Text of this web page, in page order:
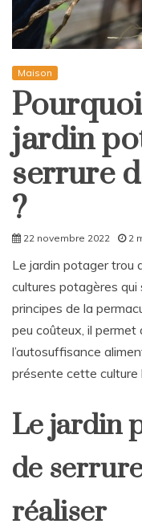
Maison
jardin
serrure
?
22 novembre 2022 2
Le jardin potager trou
cultures potagères qui
principes de la
peu coûteux, il permet
l’autosuffisance
présente cette culture
Le jardin
de
réaliser